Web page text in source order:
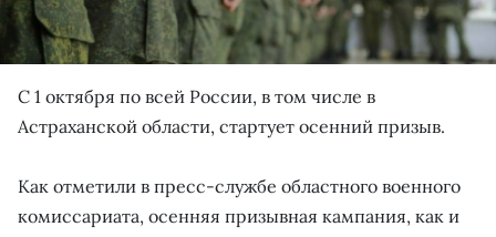
С 1 октября по всей России, в том числе в
Астраханской области, стартует осенний призыв.
Как отметили в пресс-службе областного военного
комиссариата, осенняя призывная кампания, как и